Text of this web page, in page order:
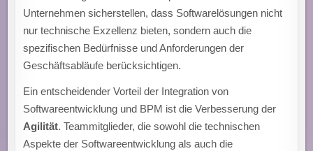
Unternehmen sicherstellen, dass Softwarelösungen nicht
nur technische Exzellenz bieten, sondern auch die
spezifischen Bedürfnisse und Anforderungen der
Geschäftsabläufe berücksichtigen.
Ein entscheidender Vorteil der Integration von
Softwareentwicklung und BPM ist die Verbesserung der
Agilität. Teammitglieder, die sowohl die technischen
Aspekte der Softwareentwicklung als auch die